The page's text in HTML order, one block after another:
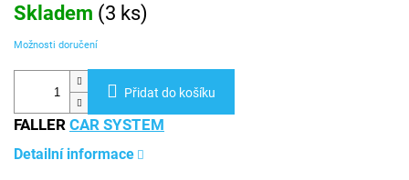
Měrná
cena:
Skladem (3 ks)
Možnosti doručení
Přidat do košíku
FALLER CAR SYSTEM
Detailní informace